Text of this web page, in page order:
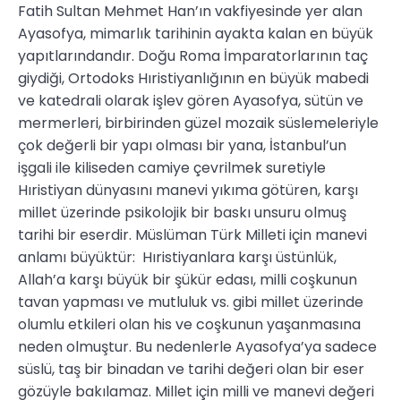
Fatih Sultan Mehmet Han’ın vakfiyesinde yer alan
Ayasofya, mimarlık tarihinin ayakta kalan en büyük
yapıtlarındandır. Doğu Roma İmparatorlarının taç
giydiği, Ortodoks Hıristiyanlığının en büyük mabedi
ve katedrali olarak işlev gören Ayasofya, sütün ve
mermerleri, birbirinden güzel mozaik süslemeleriyle
çok değerli bir yapı olması bir yana, İstanbul’un
işgali ile kiliseden camiye çevrilmek suretiyle
Hıristiyan dünyasını manevi yıkıma götüren, karşı
millet üzerinde psikolojik bir baskı unsuru olmuş
tarihi bir eserdir. Müslüman Türk Milleti için manevi
anlamı büyüktür: Hıristiyanlara karşı üstünlük,
Allah’a karşı büyük bir şükür edası, milli coşkunun
tavan yapması ve mutluluk vs. gibi millet üzerinde
olumlu etkileri olan his ve coşkunun yaşanmasına
neden olmuştur. Bu nedenlerle Ayasofya’ya sadece
süslü, taş bir binadan ve tarihi değeri olan bir eser
gözüyle bakılamaz. Millet için milli ve manevi değeri